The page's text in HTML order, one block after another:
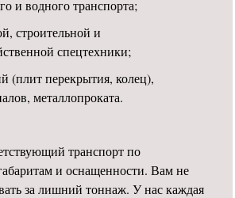
и водного транспорта;
строительной и
спецтехники;
(плит перекрытия, колец),
металлопроката.
транспорт по
и оснащенности. Вам не
за лишний тоннаж. У нас каждая